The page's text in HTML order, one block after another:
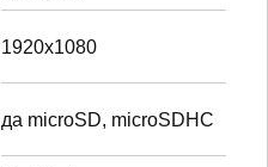
1920x1080
да microSD, microSDHC